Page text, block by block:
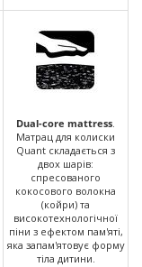
Dual-core mattress.
Матрац для колиски
Quant складається з
двох шарів:
спресованого
кокосового волокна
(койри) та
високотехнологічної
піни з ефектом пам'яті,
яка запам'ятовує форму
тіла дитини.